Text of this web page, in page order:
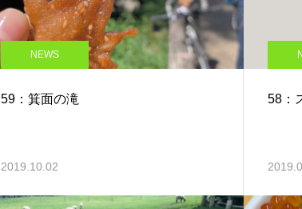
NEWS
59：箕面の滝
2019.10.02
58：